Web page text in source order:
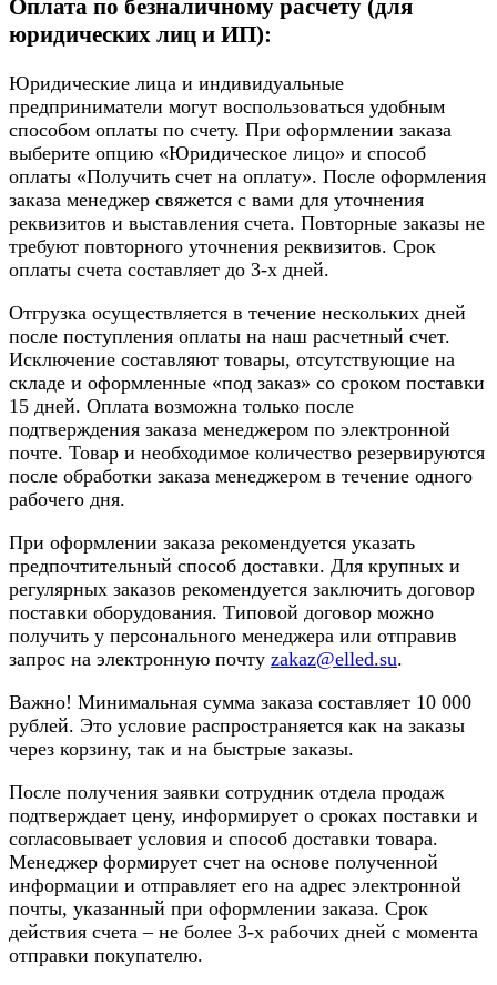
Оплата по безналичному расчету (для
юридических лиц и ИП):
Юридические лица и индивидуальные
предприниматели могут воспользоваться удобным
способом оплаты по счету. При оформлении заказа
выберите опцию «Юридическое лицо» и способ
оплаты «Получить счет на оплату». После оформления
заказа менеджер свяжется с вами для уточнения
реквизитов и выставления счета. Повторные заказы не
требуют повторного уточнения реквизитов. Срок
оплаты счета составляет до 3-х дней.
Отгрузка осуществляется в течение нескольких дней
после поступления оплаты на наш расчетный счет.
Исключение составляют товары, отсутствующие на
складе и оформленные «под заказ» со сроком поставки
15 дней. Оплата возможна только после
подтверждения заказа менеджером по электронной
почте. Товар и необходимое количество резервируются
после обработки заказа менеджером в течение одного
рабочего дня.
При оформлении заказа рекомендуется указать
предпочтительный способ доставки. Для крупных и
регулярных заказов рекомендуется заключить договор
поставки оборудования. Типовой договор можно
получить у персонального менеджера или отправив
запрос на электронную почту zakaz@elled.su.
Важно! Минимальная сумма заказа составляет 10 000
рублей. Это условие распространяется как на заказы
через корзину, так и на быстрые заказы.
После получения заявки сотрудник отдела продаж
подтверждает цену, информирует о сроках поставки и
согласовывает условия и способ доставки товара.
Менеджер формирует счет на основе полученной
информации и отправляет его на адрес электронной
почты, указанный при оформлении заказа. Срок
действия счета – не более 3-х рабочих дней с момента
отправки покупателю.